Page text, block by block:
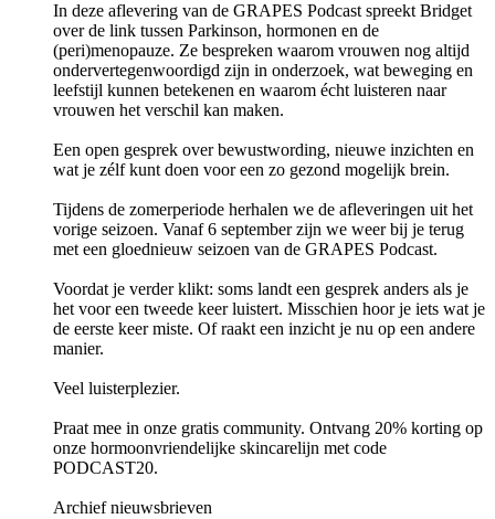
In deze aflevering van de GRAPES Podcast spreekt Bridget
over de link tussen Parkinson, hormonen en de
(peri)menopauze. Ze bespreken waarom vrouwen nog altijd
ondervertegenwoordigd zijn in onderzoek, wat beweging en
leefstijl kunnen betekenen en waarom écht luisteren naar
vrouwen het verschil kan maken.
Een open gesprek over bewustwording, nieuwe inzichten en
wat je zélf kunt doen voor een zo gezond mogelijk brein.
Tijdens de zomerperiode herhalen we de afleveringen uit het
vorige seizoen. Vanaf 6 september zijn we weer bij je terug
met een gloednieuw seizoen van de GRAPES Podcast.
Voordat je verder klikt: soms landt een gesprek anders als je
het voor een tweede keer luistert. Misschien hoor je iets wat je
de eerste keer miste. Of raakt een inzicht je nu op een andere
manier.
Veel luisterplezier.
Praat mee in onze gratis community. Ontvang 20% korting op
onze hormoonvriendelijke skincarelijn met code
PODCAST20.
Archief nieuwsbrieven